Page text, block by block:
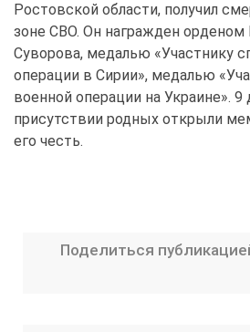
Ростовской области, получил
зоне СВО. Он награжден
Суворова, медалью «Участнику
операции в Сирии», медалью
военной операции на Украине». 9
присутствии родных открыли
его честь.
Поделиться